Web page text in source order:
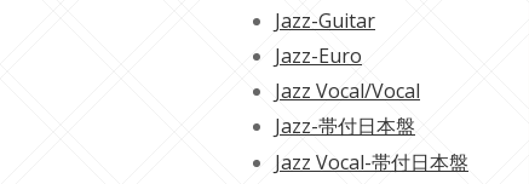
Jazz-Guitar
Jazz-Euro
Jazz Vocal/Vocal
Jazz-帯付日本盤
Jazz Vocal-帯付日本盤